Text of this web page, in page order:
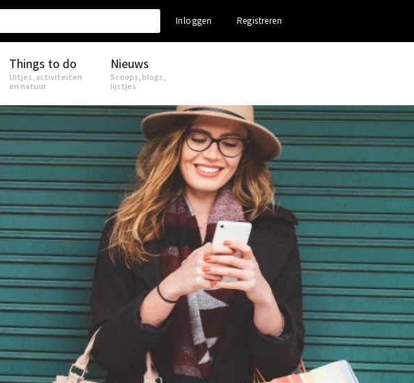
Inloggen Registreren
Things to do
Uitjes, activiteiten
en natuur
Nieuws
Scoops, blogs,
lijstjes